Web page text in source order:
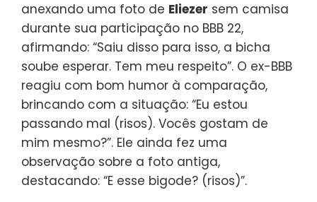
anexando uma foto de Eliezer sem camisa
durante sua participação no BBB 22,
afirmando: “Saiu disso para isso, a bicha
soube esperar. Tem meu respeito”. O ex-BBB
reagiu com bom humor à comparação,
brincando com a situação: “Eu estou
passando mal (risos). Vocês gostam de
mim mesmo?”. Ele ainda fez uma
observação sobre a foto antiga,
destacando: “E esse bigode? (risos)”.